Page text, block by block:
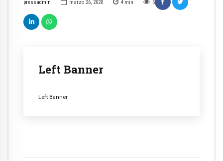
pressadmin marzo 26, 2020 4 min 5
Left Banner
Left Banner